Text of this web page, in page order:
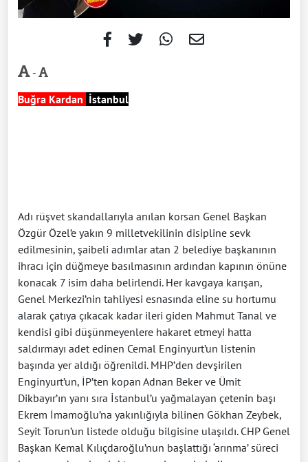
-
Buğra Kardan İstanbul
Adı rüşvet skandallarıyla anılan korsan Genel Başkan
Özgür Özel’e yakın 9 milletvekilinin disipline sevk
edilmesinin, şaibeli adımlar atan 2 belediye başkanının
ihracı için düğmeye basılmasının ardından kapının önüne
konacak 7 isim daha belirlendi. Her kavgaya karışan,
Genel Merkezi’nin tahliyesi esnasında eline su hortumu
alarak çatıya çıkacak kadar ileri giden Mahmut Tanal ve
kendisi gibi düşünmeyenlere hakaret etmeyi hatta
saldırmayı adet edinen Cemal Enginyurt’un listenin
başında yer aldığı öğrenildi. MHP’den devşirilen
Enginyurt’un, İP’ten kopan Adnan Beker ve Ümit
Dikbayır’ın yanı sıra İstanbul’u yağmalayan çetenin başı
Ekrem İmamoğlu’na yakınlığıyla bilinen Gökhan Zeybek,
Seyit Torun’un listede olduğu bilgisine ulaşıldı. CHP Genel
Başkan Kemal Kılıçdaroğlu’nun başlattığı ‘arınma’ süreci